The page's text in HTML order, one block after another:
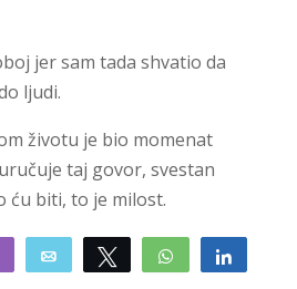
jer sam tada shvatio da
ljudi.
životu je bio momenat
taj govor, svestan
ću biti, to je milost.
Vibe Email Tweet WhatsApp